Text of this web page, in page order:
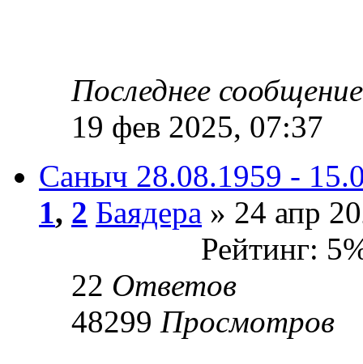
Последнее
19 фев 2025, 07:37
Саныч 28.08.1959 -
1, 2 Баядера » 24 апр
Рейтинг:
22 Ответов
48299 Просмотров